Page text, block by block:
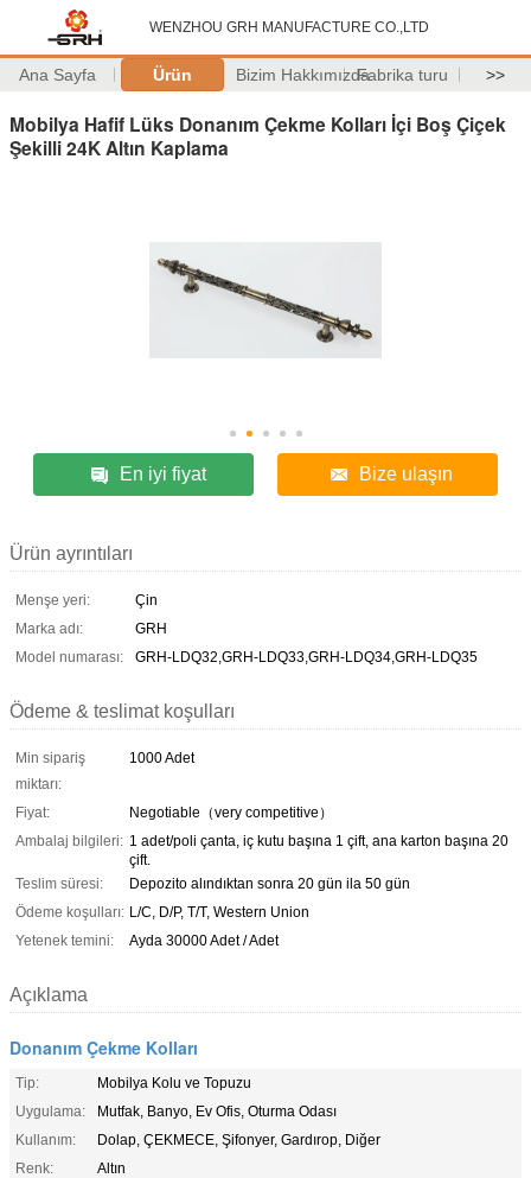
WENZHOU GRH MANUFACTURE CO.,LTD
Ana Sayfa Ürün Bizim HakkımızdaFabrika turu >>
Mobilya Hafif Lüks Donanım Çekme Kolları İçi Boş Çiçek
Şekilli 24K Altın Kaplama
En iyi fiyat Bize ulaşın
Ürün ayrıntıları
Menşe yeri:
Çin
Marka adı:
GRH
Model numarası:
GRH-LDQ32,GRH-LDQ33,GRH-LDQ34,GRH-LDQ35
Ödeme & teslimat koşulları
Min sipariş
miktarı:
1000 Adet
Fiyat:
Negotiable（very competitive）
Ambalaj bilgileri: 1 adet/poli çanta, iç kutu başına 1 çift, ana karton başına 20
çift.
Teslim süresi:
Depozito alındıktan sonra 20 gün ila 50 gün
Ödeme koşulları: L/C, D/P, T/T, Western Union
Yetenek temini:
Ayda 30000 Adet / Adet
Açıklama
Donanım Çekme Kolları
Tip:
Mobilya Kolu ve Topuzu
Uygulama:
Mutfak, Banyo, Ev Ofis, Oturma Odası
Kullanım:
Dolap, ÇEKMECE, Şifonyer, Gardırop, Diğer
Renk:
Altın